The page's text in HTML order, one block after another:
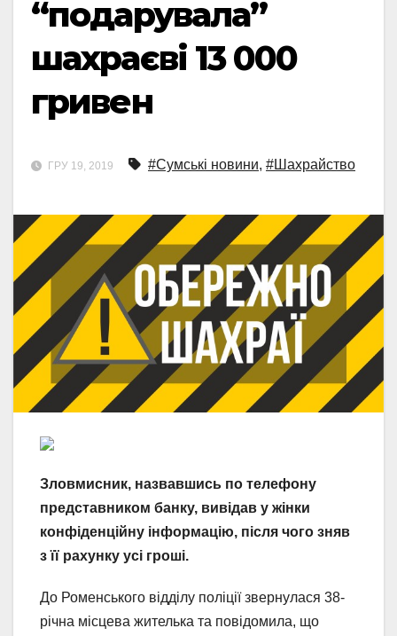
“подарувала”
шахраєві 13 000
гривен
ГРУ 19, 2019 #Сумські новини, #Шахрайство
Зловмисник, назвавшись по телефону
представником банку, вивідав у жінки
конфіденційну інформацію, після чого зняв
з її рахунку усі гроші.
До Роменського відділу поліції звернулася 38-
річна місцева жителька та повідомила, що